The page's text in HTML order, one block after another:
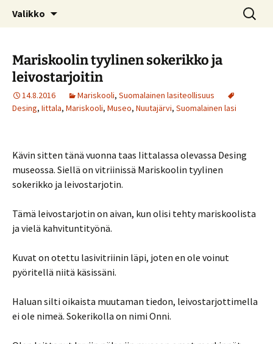
© Kruununjalokivet.com
Kotimaiseen lasiin keskittyvä blogi
Valikko Haku:
Mariskoolin tyylinen sokerikko ja
leivostarjoitin
14.8.2016 Mariskooli, Suomalainen lasiteollisuus
Desing, Iittala, Mariskooli, Museo, Nuutajärvi, Suomalainen lasi
Kävin sitten tänä vuonna taas Iittalassa olevassa Desing
museossa. Siellä on vitriinissä Mariskoolin tyylinen
sokerikko ja leivostarjotin.
Tämä leivostarjotin on aivan, kun olisi tehty mariskoolista
ja vielä kahvituntityönä.
Kuvat on otettu lasivitriinin läpi, joten en ole voinut
pyöritellä niitä käsissäni.
Haluan silti oikaista muutaman tiedon, leivostarjottimella
ei ole nimeä. Sokerikolla on nimi Onni.